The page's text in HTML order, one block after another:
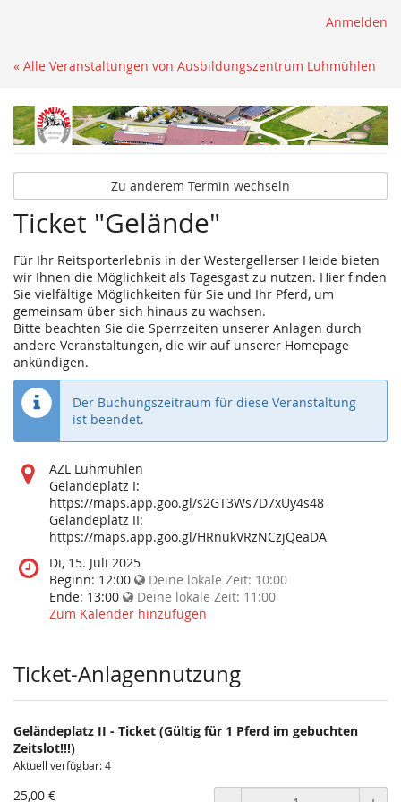
Anmelden
« Alle Veranstaltungen von Ausbildungszentrum Luhmühlen
Zu anderem Termin wechseln
Ticket "Gelände"
Für Ihr Reitsporterlebnis in der Westergellerser Heide bieten
wir Ihnen die Möglichkeit als Tagesgast zu nutzen. Hier finden
Sie vielfältige Möglichkeiten für Sie und Ihr Pferd, um
gemeinsam über sich hinaus zu wachsen.
Bitte beachten Sie die Sperrzeiten unserer Anlagen durch
andere Veranstaltungen, die wir auf unserer Homepage
ankündigen.
Der Buchungszeitraum für diese Veranstaltung
ist beendet.
Wo
findet
diese
Veranstaltung
statt?
AZL Luhmühlen
Geländeplatz I:
https://maps.app.goo.gl/s2GT3Ws7D7xUy4s48
Geländeplatz II:
https://maps.app.goo.gl/HRnukVRzNCzjQeaDA
Wann
findet
diese
Veranstaltung
Di, 15. Juli 2025
Beginn: 12:00 Deine lokale Zeit: 10:00
Ende: 13:00 Deine lokale Zeit: 11:00
Zum Kalender hinzufügen
Ticket-Anlagennutzung
Geländeplatz II - Ticket (Gültig für 1 Pferd im gebuchten
Zeitslot!!!)
Aktuell verfügbar: 4
25,00 €